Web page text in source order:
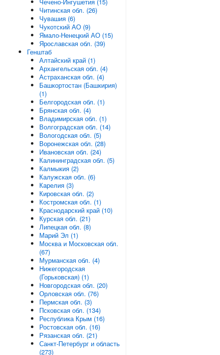
Читинская обл. (26)
Чувашия (6)
Чукотский АО (9)
Ямало-Ненецкий АО (15)
Ярославская обл. (39)
Генштаб
Алтайский край (1)
Архангельская обл. (4)
Астраханская обл. (4)
Башкортостан (Башкирия)
(1)
Белгородская обл. (1)
Брянская обл. (4)
Владимирская обл. (1)
Волгоградская обл. (14)
Вологодская обл. (5)
Воронежская обл. (28)
Ивановская обл. (24)
Калининградская обл. (5)
Калмыкия (2)
Калужская обл. (6)
Карелия (3)
Кировская обл. (2)
Костромская обл. (1)
Краснодарский край (10)
Курская обл. (21)
Липецкая обл. (8)
Марий Эл (1)
Москва и Московская обл.
(67)
Мурманская обл. (4)
Нижегородская
(Горьковская) (1)
Новгородская обл. (20)
Орловская обл. (76)
Пермская обл. (3)
Псковская обл. (134)
Республика Крым (16)
Ростовская обл. (16)
Рязанская обл. (21)
Санкт-Петербург и область
(273)